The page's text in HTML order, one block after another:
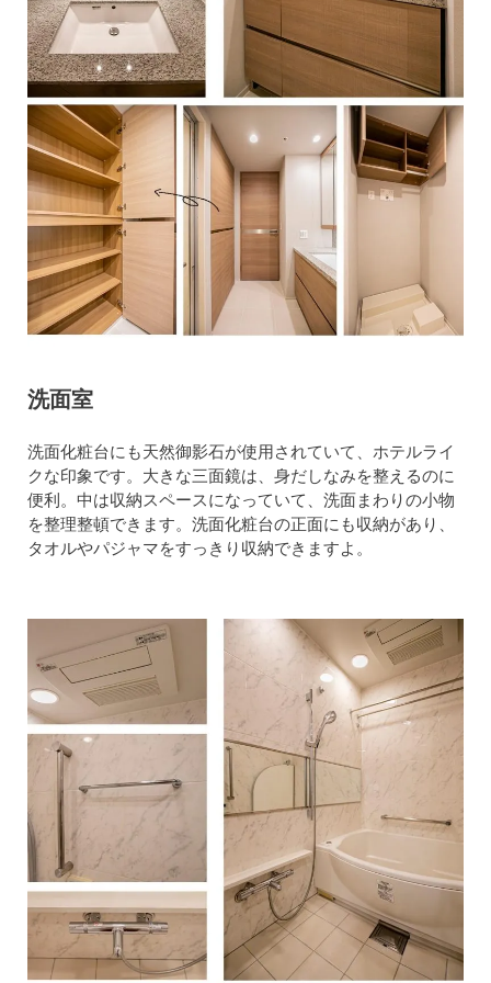
洗面室
洗面化粧台にも天然御影石が使用されていて、ホテルライ
クな印象です。大きな三面鏡は、身だしなみを整えるのに
便利。中は収納スペースになっていて、洗面まわりの小物
を整理整頓できます。洗面化粧台の正面にも収納があり、
タオルやパジャマをすっきり収納できますよ。